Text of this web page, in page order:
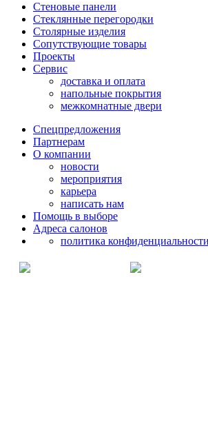
Стеновые панели
Стеклянные перегородки
Столярные изделия
Сопутствующие товары
Проекты
Сервис
доставка и оплата
напольные покрытия
межкомнатные двери
Спецпредложения
Партнерам
О компании
новости
мероприятия
карьера
написать нам
Помощь в выборе
Адреса салонов
политика конфиденциальности